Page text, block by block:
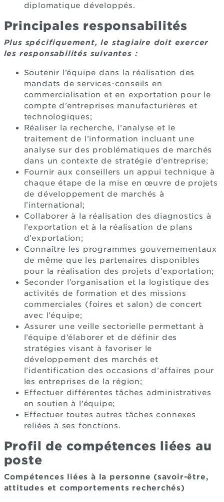
diplomatique développés.
Principales responsabilités
Plus spécifiquement, le stagiaire doit exercer
les responsabilités suivantes :
Soutenir l’équipe dans la réalisation des
mandats de services-conseils en
commercialisation et en exportation pour le
compte d’entreprises manufacturières et
technologiques;
Réaliser la recherche, l’analyse et le
traitement de l’information incluant une
analyse sur des problématiques de marchés
dans un contexte de stratégie d’entreprise;
Fournir aux conseillers un appui technique à
chaque étape de la mise en œuvre de projets
de développement de marchés à
l’international;
Collaborer à la réalisation des diagnostics à
l’exportation et à la réalisation de plans
d’exportation;
Connaître les programmes gouvernementaux
de même que les partenaires disponibles
pour la réalisation des projets d’exportation;
Seconder l’organisation et la logistique des
activités de formation et des missions
commerciales (foires et salon) de concert
avec l’équipe;
Assurer une veille sectorielle permettant à
l’équipe d’élaborer et de définir des
stratégies visant à favoriser le
développement des marchés et
l’identification des occasions d’affaires pour
les entreprises de la région;
Effectuer différentes tâches administratives
en soutien à l’équipe;
Effectuer toutes autres tâches connexes
reliées à ses fonctions.
Profil de compétences liées au
poste
Compétences liées à la personne (savoir-être,
attitudes et comportements recherchés)